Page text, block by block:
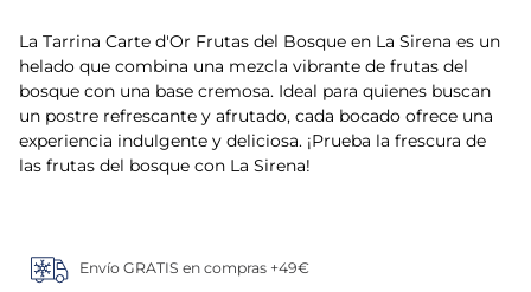
La Tarrina Carte d'Or Frutas del Bosque en La Sirena es un
helado que combina una mezcla vibrante de frutas del
bosque con una base cremosa. Ideal para quienes buscan
un postre refrescante y afrutado, cada bocado ofrece una
experiencia indulgente y deliciosa. ¡Prueba la frescura de
las frutas del bosque con La Sirena!
Envío GRATIS en compras +49€
5. verduras
croquetas
7. canelones
9. listísimos